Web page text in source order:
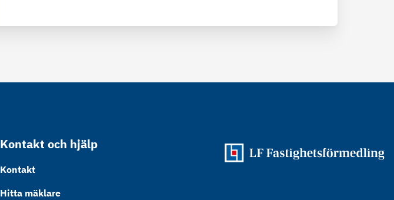
Kontakt och hjälp
Kontakt
Hitta mäklare